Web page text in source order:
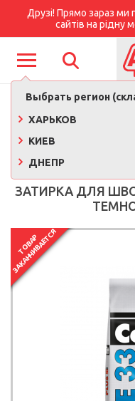
Друзі! Прямо зараз
сайтів на рідну
Выбрать регион
ХАРЬКОВ
КИЕВ
ДНЕПР
Главная
Затирка для швов
ЗАТИРКА ДЛЯ ШВОВ
ТОВАР
ЗАКАНЧИВАЕТСЯ